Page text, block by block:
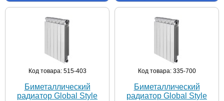
Код товара: 515-403
Биметаллический
радиатор Global Style
Код товара: 335-700
Биметаллический
радиатор Global Style